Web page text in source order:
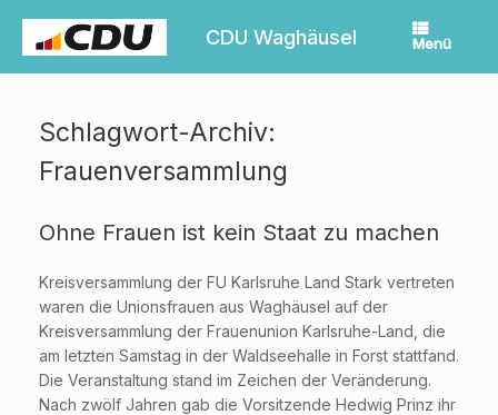
springen
CDU Waghäusel Menü
Schlagwort-Archiv:
Frauenversammlung
Ohne Frauen ist kein Staat zu machen
Kreisversammlung der FU Karlsruhe Land Stark vertreten
waren die Unionsfrauen aus Waghäusel auf der
Kreisversammlung der Frauenunion Karlsruhe-Land, die
am letzten Samstag in der Waldseehalle in Forst stattfand.
Die Veranstaltung stand im Zeichen der Veränderung.
Nach zwölf Jahren gab die Vorsitzende Hedwig Prinz ihr